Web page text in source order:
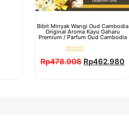
Bibit Minyak Wangi Oud Cambodia
Original Aroma Kayu Gaharu
Premium / Parfum Oud Cambodia
Dinilai
0
Rp478.908 Rp462.980